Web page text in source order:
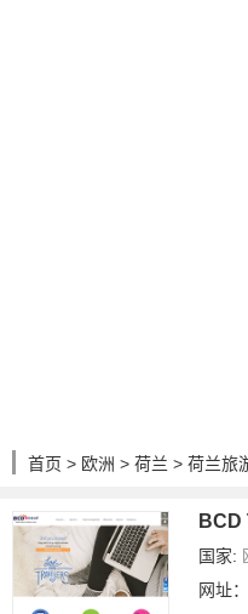
首页 > 欧洲 > 荷兰 > 荷兰旅
BCD
国家:
网址